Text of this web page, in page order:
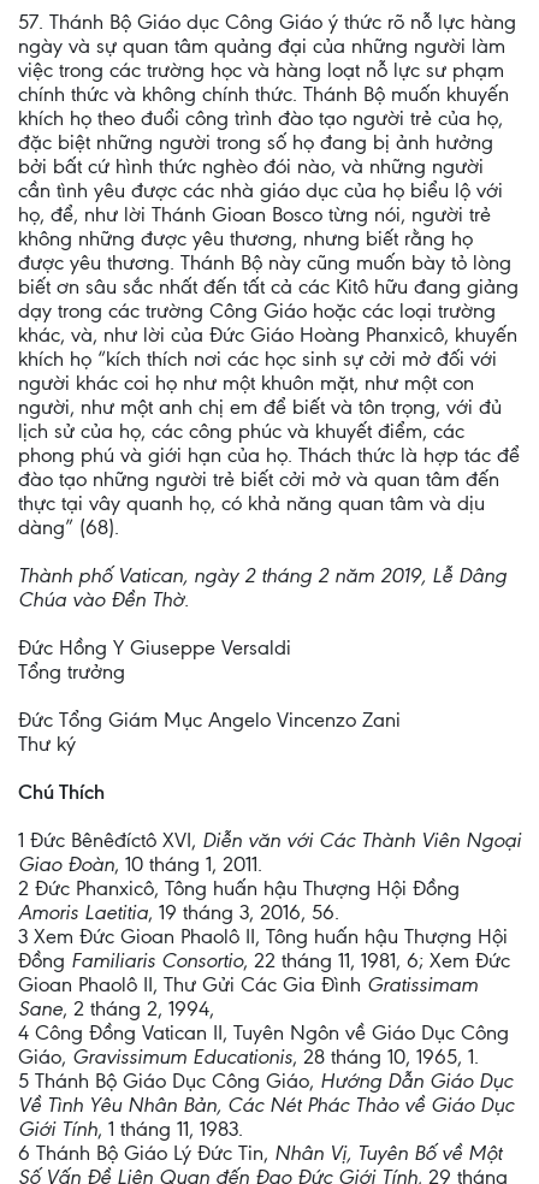
57. Thánh Bộ Giáo dục Công Giáo ý thức rõ nỗ lực hàng
ngày và sự quan tâm quảng đại của những người làm
việc trong các trường học và hàng loạt nỗ lực sư phạm
chính thức và không chính thức. Thánh Bộ muốn khuyến
khích họ theo đuổi công trình đào tạo người trẻ của họ,
đặc biệt những người trong số họ đang bị ảnh hưởng
bởi bất cứ hình thức nghèo đói nào, và những người
cần tình yêu được các nhà giáo dục của họ biểu lộ với
họ, để, như lời Thánh Gioan Bosco từng nói, người trẻ
không những được yêu thương, nhưng biết rằng họ
được yêu thương. Thánh Bộ này cũng muốn bày tỏ lòng
biết ơn sâu sắc nhất đến tất cả các Kitô hữu đang giảng
dạy trong các trường Công Giáo hoặc các loại trường
khác, và, như lời của Đức Giáo Hoàng Phanxicô, khuyến
khích họ “kích thích nơi các học sinh sự cởi mở đối với
người khác coi họ như một khuôn mặt, như một con
người, như một anh chị em để biết và tôn trọng, với đủ
lịch sử của họ, các công phúc và khuyết điểm, các
phong phú và giới hạn của họ. Thách thức là hợp tác để
đào tạo những người trẻ biết cởi mở và quan tâm đến
thực tại vây quanh họ, có khả năng quan tâm và dịu
dàng” (68).
Thành phố Vatican, ngày 2 tháng 2 năm 2019, Lễ Dâng
Chúa vào Đền Thờ.
Đức Hồng Y Giuseppe Versaldi
Tổng trưởng
Đức Tổng Giám Mục Angelo Vincenzo Zani
Thư ký
Chú Thích
1 Đức Bênêđíctô XVI, Diễn văn với Các Thành Viên Ngoại
Giao Đoàn, 10 tháng 1, 2011.
2 Đức Phanxicô, Tông huấn hậu Thượng Hội Đồng
Amoris Laetitia, 19 tháng 3, 2016, 56.
3 Xem Đức Gioan Phaolô II, Tông huấn hậu Thượng Hội
Đồng Familiaris Consortio, 22 tháng 11, 1981, 6; Xem Đức
Gioan Phaolô II, Thư Gửi Các Gia Đình Gratissimam
Sane, 2 tháng 2, 1994,
4 Công Đồng Vatican II, Tuyên Ngôn về Giáo Dục Công
Giáo, Gravissimum Educationis, 28 tháng 10, 1965, 1.
5 Thánh Bộ Giáo Dục Công Giáo, Hướng Dẫn Giáo Dục
Về Tình Yêu Nhân Bản, Các Nét Phác Thảo về Giáo Dục
Giới Tính, 1 tháng 11, 1983.
6 Thánh Bộ Giáo Lý Đức Tin, Nhân Vị, Tuyên Bố về Một
Số Vấn Đề Liên Quan đến Đạo Đức Giới Tính, 29 tháng